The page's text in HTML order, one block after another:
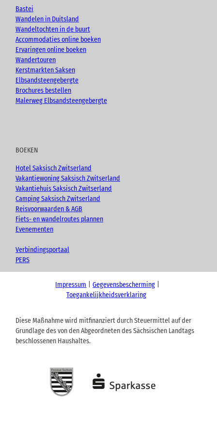
e
o
k
a
m
Bastei
Wandelen in Duitsland
Wandeltochten in de buurt
Accommodaties online boeken
Ervaringen online boeken
Wandertouren
Kerstmarkten Saksen
Elbsandsteengebergte
Brochures bestellen
Malerweg Elbsandsteengebergte
BOEKEN
Hotel Saksisch Zwitserland
Vakantiewoning Saksisch Zwitserland
Vakantiehuis Saksisch Zwitserland
Camping Saksisch Zwitserland
Reisvoorwaarden & AGB
Fiets- en wandelroutes plannen
Evenementen
Verbindingsportaal
PERS
Impressum
Gegevensbescherming
Toegankelijkheidsverklaring
Diese Maßnahme wird mitfinanziert durch Steuermittel auf der
Grundlage des von den Abgeordneten des Sächsischen Landtags
beschlossenen Haushaltes.